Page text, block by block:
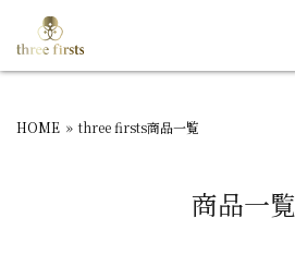
HOME » three firsts商品一覧
商品一覧